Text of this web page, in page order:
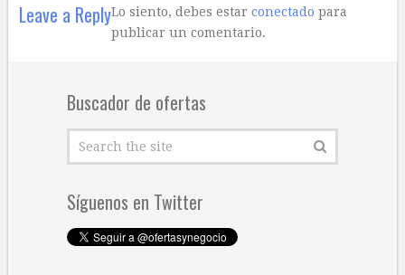
Leave a ReplyLo siento, debes estar conectado para
publicar un comentario.
Buscador de ofertas
Síguenos en Twitter